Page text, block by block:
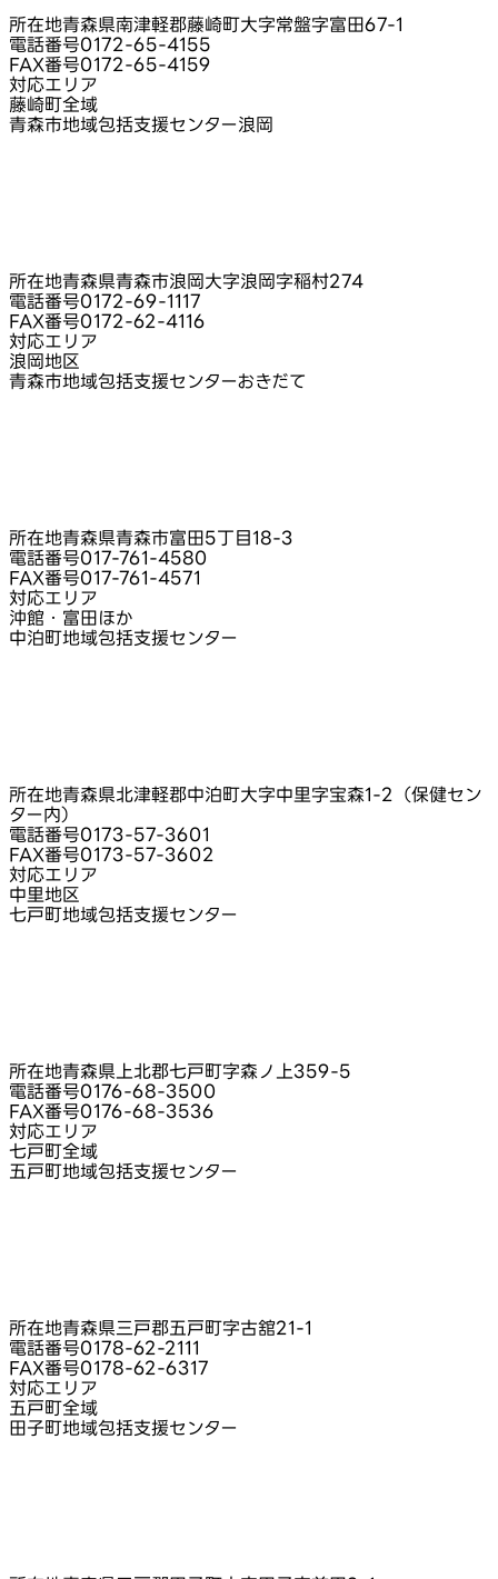
所在地青森県南津軽郡藤崎町大字常盤字富田67-1
電話番号0172-65-4155
FAX番号0172-65-4159
対応エリア
藤崎町全域
青森市地域包括支援センター浪岡
所在地青森県青森市浪岡大字浪岡字稲村274
電話番号0172-69-1117
FAX番号0172-62-4116
対応エリア
浪岡地区
青森市地域包括支援センターおきだて
所在地青森県青森市富田5丁目18-3
電話番号017-761-4580
FAX番号017-761-4571
対応エリア
沖館・富田ほか
中泊町地域包括支援センター
所在地青森県北津軽郡中泊町大字中里字宝森1‑2（保健セン
ター内）
電話番号0173-57-3601
FAX番号0173-57-3602
対応エリア
中里地区
七戸町地域包括支援センター
所在地青森県上北郡七戸町字森ノ上359-5
電話番号0176-68-3500
FAX番号0176-68-3536
対応エリア
七戸町全域
五戸町地域包括支援センター
所在地青森県三戸郡五戸町字古舘21-1
電話番号0178-62-2111
FAX番号0178-62-6317
対応エリア
五戸町全域
田子町地域包括支援センター